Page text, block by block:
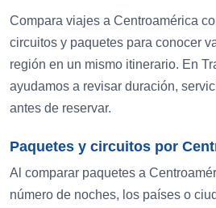
Compara viajes a Centroamérica
circuitos y paquetes para conocer
región en un mismo itinerario. En
ayudamos a revisar duración,
antes de reservar.
Paquetes y circuitos por
Al comparar paquetes a
número de noches, los países o